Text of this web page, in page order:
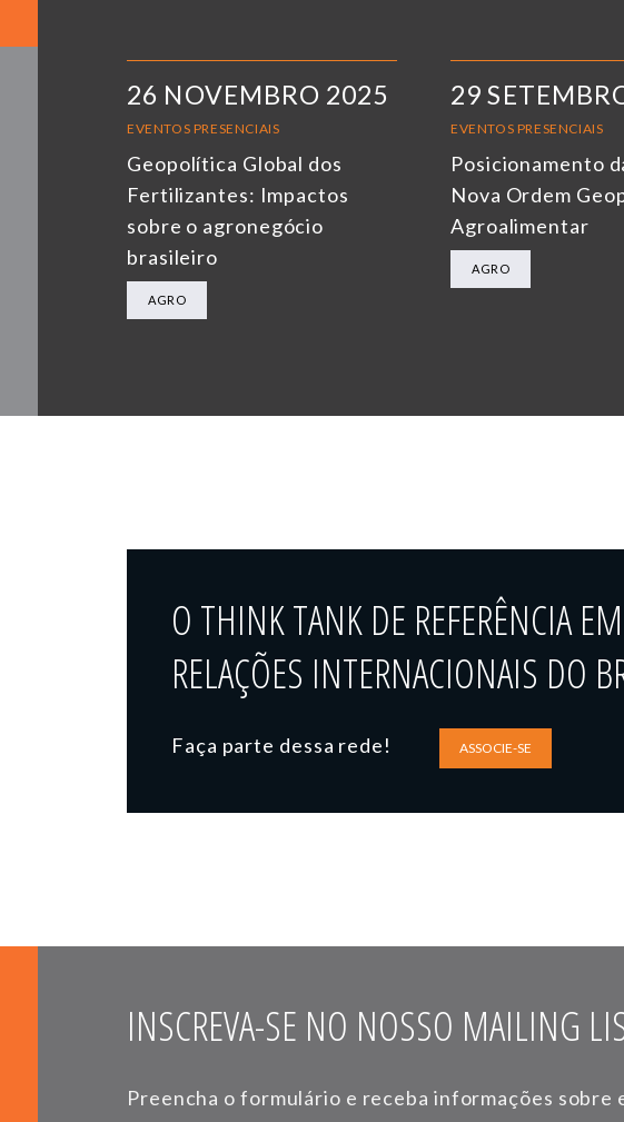
26 NOVEMBRO 2025
EVENTOS PRESENCIAIS
Geopolítica Global dos
Fertilizantes: Impactos
sobre o agronegócio
brasileiro
AGRO
29
EVENTOS PRESENCIAIS
Posicionamento
Nova Ordem
Agroalimentar
AGRO
O THINK TANK DE REFERÊNCIA EM
RELAÇÕES INTERNACIONAIS DO
Faça parte dessa rede! ASSOCIE-SE
INSCREVA-SE NO NOSSO MAILING
Preencha o formulário e receba informações sobre